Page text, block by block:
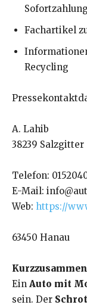
Sofortzahlung
Fachartikel
Recycling
A. Lahib
38239 Salzgitter
Telefon:
E-Mail:
Web: https://
63450 Hanau
Ein Auto mit
sein. Der